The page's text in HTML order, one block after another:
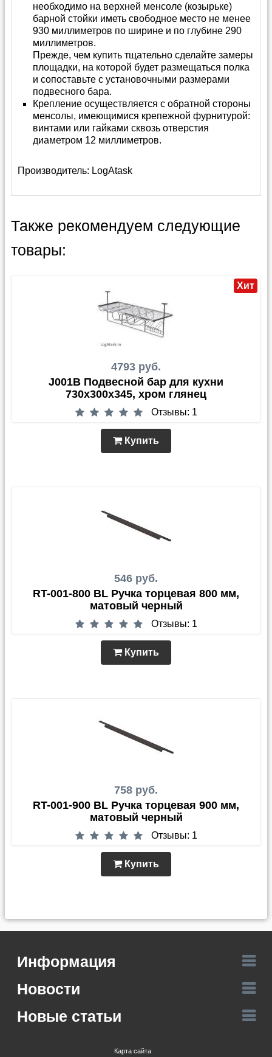
необходимо на верхней менсоле (козырьке)
барной стойки иметь свободное место не менее
930 миллиметров по ширине и по глубине 290
миллиметров.
Прежде, чем купить тщательно сделайте замеры
площадки, на которой будет размещаться полка
и сопоставьте с установочными размерами
подвесного бара.
Крепление осуществляется с обратной стороны
менсолы, имеющимися крепежной фурнитурой:
винтами или гайками сквозь отверстия
диаметром 12 миллиметров.
Производитель: LogAtask
Также рекомендуем следующие
товары:
4793 руб.
Хит
J001B Подвесной бар для кухни
730х300х345, хром глянец
Отзывы: 1
Купить
546 руб.
RT-001-800 BL Ручка торцевая 800 мм,
матовый черный
Отзывы: 1
Купить
758 руб.
RT-001-900 BL Ручка торцевая 900 мм,
матовый черный
Отзывы: 1
Купить
Информация
Новости
Новые статьи
Карта сайта